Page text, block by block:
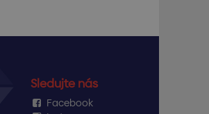
Sledujte nás
Facebook